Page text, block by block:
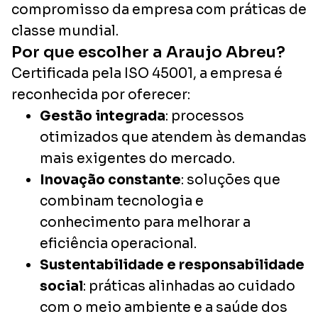
compromisso da empresa com práticas de
classe mundial.
Por que escolher a Araujo Abreu?
Certificada pela ISO 45001, a empresa é
reconhecida por oferecer:
Gestão integrada: processos
otimizados que atendem às demandas
mais exigentes do mercado.
Inovação constante: soluções que
combinam tecnologia e
conhecimento para melhorar a
eficiência operacional.
Sustentabilidade e responsabilidade
social: práticas alinhadas ao cuidado
com o meio ambiente e a saúde dos